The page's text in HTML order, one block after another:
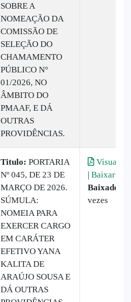
SOBRE A
NOMEAÇÃO DA
COMISSÃO DE
SELEÇÃO DO
CHAMAMENTO
PÚBLICO N°
01/2026, NO
ÂMBITO DO
PMAAF, E DÁ
OUTRAS
PROVIDÊNCIAS.
Titulo: PORTARIA
Nº 045, DE 23 DE
MARÇO DE 2026.
SÚMULA:
NOMEIA PARA
EXERCER CARGO
EM CARÁTER
EFETIVO YANA
KALITA DE
ARAÚJO SOUSA E
DÁ OUTRAS
| Baixar
Baixado:
vezes